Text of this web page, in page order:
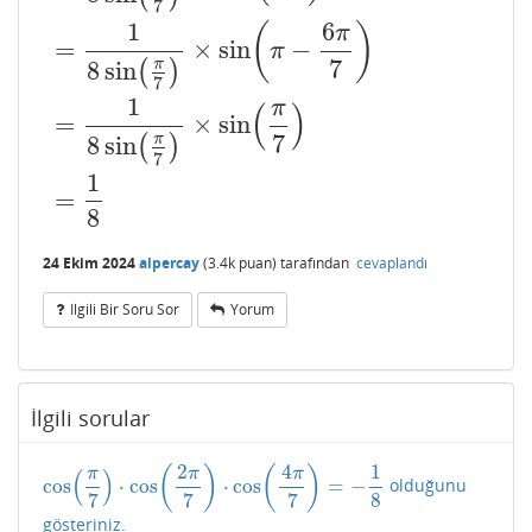
7
=
1
8sin( π
7 )
× sin( π −
6π
7 )
=
1
8sin( π
7 )
× sin( π
7 )
=
1
8
24 Ekim 2024alpercay(3.4k puan) tarafından cevaplandı
Ilgili Bir Soru Sor Yorum
İlgili sorular
cos( π
7 ) ⋅ cos( 2π
7 ) ⋅ cos( 4π
7 ) = −
1
8
cos(π 7)⋅ cos (2π7) cos( 4π 7)=−18
olduğunu
gösteriniz.